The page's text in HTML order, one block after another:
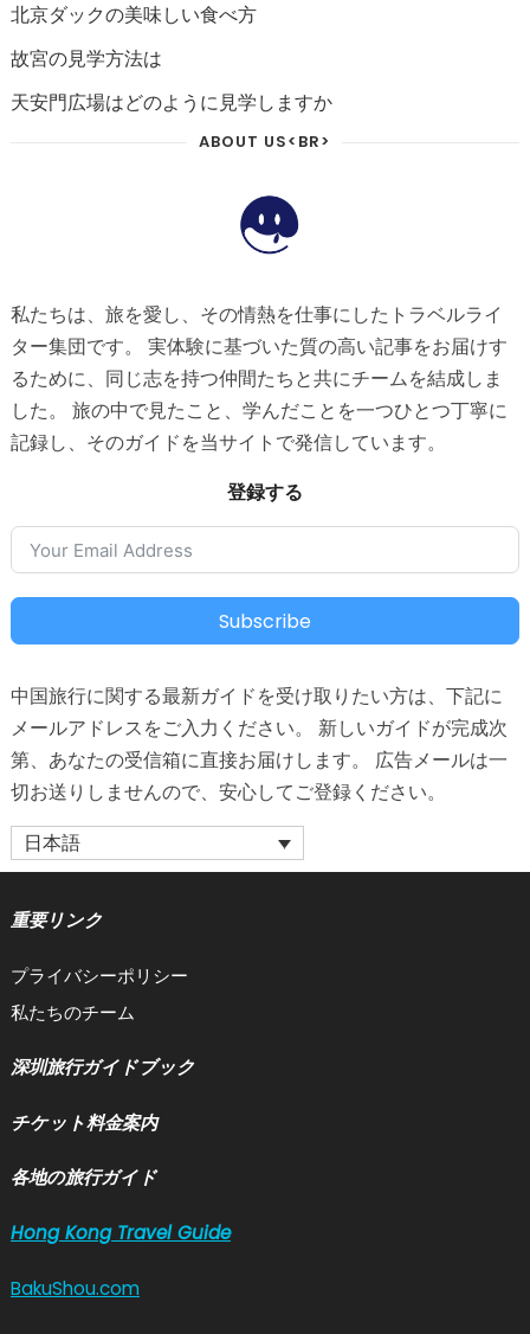
北京ダックの美味しい食べ方
故宮の見学方法は
天安門広場はどのように見学しますか
ABOUT US<BR>
私たちは、旅を愛し、その情熱を仕事にしたトラベルライ
ター集団です。 実体験に基づいた質の高い記事をお届けす
るために、同じ志を持つ仲間たちと共にチームを結成しま
した。 旅の中で見たこと、学んだことを一つひとつ丁寧に
記録し、そのガイドを当サイトで発信しています。
登録する
Subscribe
中国旅行に関する最新ガイドを受け取りたい方は、下記に
メールアドレスをご入力ください。 新しいガイドが完成次
第、あなたの受信箱に直接お届けします。 広告メールは一
切お送りしませんので、安心してご登録ください。
日本語
重要リンク
プライバシーポリシー
私たちのチーム
深圳旅行ガイドブック
チケット料金案内
各地の旅行ガイド
Hong Kong Travel Guide
BakuShou.com